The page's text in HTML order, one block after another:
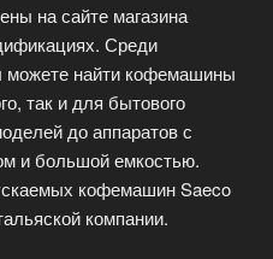
на сайте магазина
Среди
можете найти кофемашины
так и для бытового
до аппаратов с
и большой емкостью.
кофемашин Saeco
компании.